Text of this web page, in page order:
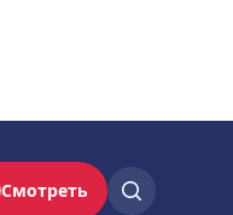
Смотреть